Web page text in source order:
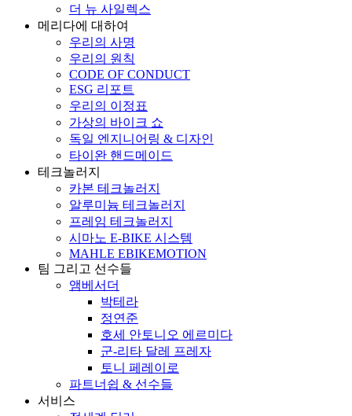
더 뉴 사일렉스
메리다에 대하여
우리의 사명
우리의 원칙
CODE OF CONDUCT
ESG 리포트
우리의 이정표
가상의 바이크 쇼
독일 엔지니어링 & 디자인
타이완 핸드메이드
테크놀러지
카본 테크놀러지
알루미늄 테크놀러지
프레임 테크놀러지
시마노 E-BIKE 시스템
MAHLE EBIKEMOTION
팀 그리고 선수들
앰베서더
박테라
정연준
호세 안토니오 에르미다
군-리타 달레 프레자
토니 페레이로
파트너쉽 & 선수들
서비스